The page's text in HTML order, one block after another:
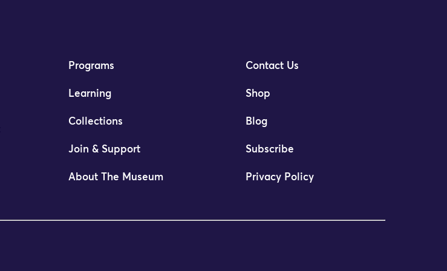
Programs
Learning
Collections
Join & Support
About The Museum
Contact Us
Shop
Blog
Subscribe
Privacy Policy